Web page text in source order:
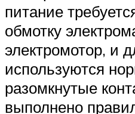
питание
обмотку
электромотор, и
используются
разомкнутые
выполнено